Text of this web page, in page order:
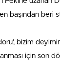
başından beri
bizim
için son